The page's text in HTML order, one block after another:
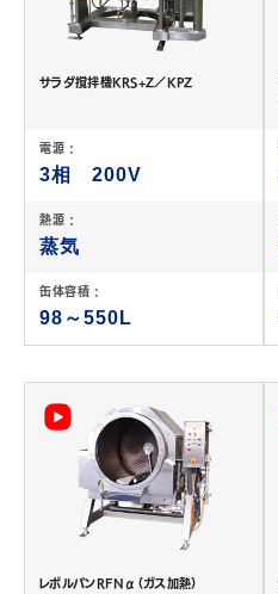
サラダ撹拌機KRS+Z／KPZ
電源 :
3相 200V
熱源 :
蒸気
缶体容積 :
98～550L
レボルパンRFNα（ガス加熱）